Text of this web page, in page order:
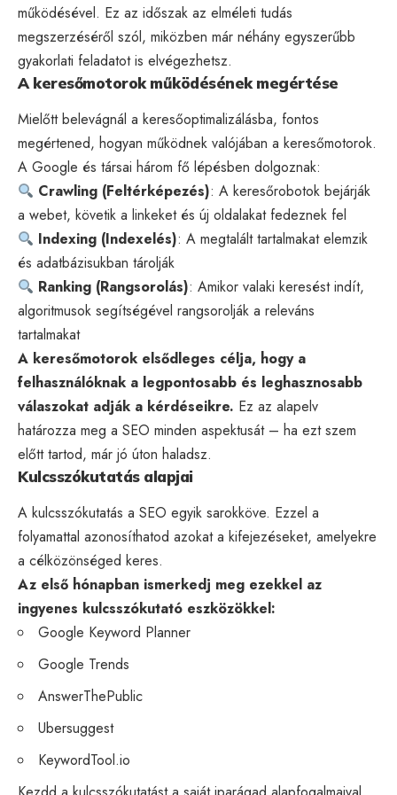
működésével. Ez az időszak az elméleti tudás
megszerzéséről szól, miközben már néhány egyszerűbb
gyakorlati feladatot is elvégezhetsz.
A keresőmotorok működésének megértése
Mielőtt belevágnál a keresőoptimalizálásba, fontos
megértened, hogyan működnek valójában a keresőmotorok.
A Google és társai három fő lépésben dolgoznak:
Crawling (Feltérképezés): A keresőrobotok bejárják
a webet, követik a linkeket és új oldalakat fedeznek fel
Indexing (Indexelés): A megtalált tartalmakat elemzik
és adatbázisukban tárolják
Ranking (Rangsorolás): Amikor valaki keresést indít,
algoritmusok segítségével rangsorolják a releváns
tartalmakat
A keresőmotorok elsődleges célja, hogy a
felhasználóknak a legpontosabb és leghasznosabb
válaszokat adják a kérdéseikre. Ez az alapelv
határozza meg a SEO minden aspektusát – ha ezt szem
előtt tartod, már jó úton haladsz.
Kulcsszókutatás alapjai
A kulcsszókutatás a SEO egyik sarokköve. Ezzel a
folyamattal azonosíthatod azokat a kifejezéseket, amelyekre
a célközönséged keres.
Az első hónapban ismerkedj meg ezekkel az
ingyenes kulcsszókutató eszközökkel:
Google Keyword Planner
Google Trends
AnswerThePublic
Ubersuggest
KeywordTool.io